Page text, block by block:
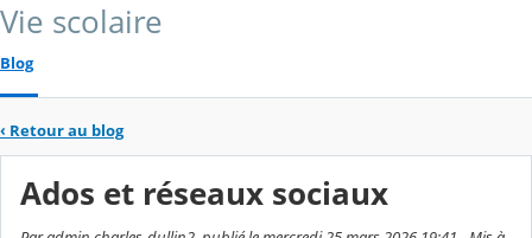
Vie scolaire
Blog
‹ Retour au blog
Ados et réseaux sociaux